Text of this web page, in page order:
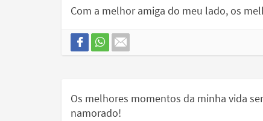
Com a melhor amiga do meu lado, os
Os melhores momentos da minha vida
namorado!